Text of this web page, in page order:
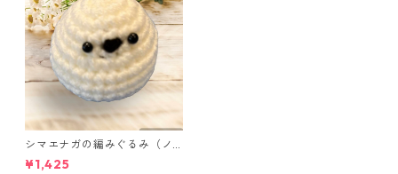
シマエナガの編みぐるみ（ノ
ーマル）
¥1,425